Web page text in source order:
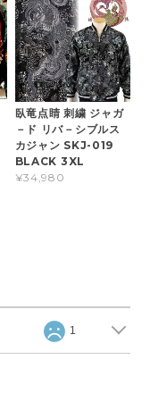
臥竜点睛 刺繍 ジャガ
－ド リバ－シブルス
カジャン SKJ-019
BLACK 3XL
¥34,980
1